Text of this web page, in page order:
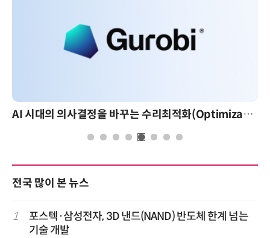
AI 시대의 의사결정을 바꾸는 수리최적화(Optimization): 실제 산업 적용 사례와 활용 전략
전국 많이 본 뉴스
1
포스텍·삼성전자, 3D 낸드(NAND) 반도체 한계 넘는
기술 개발